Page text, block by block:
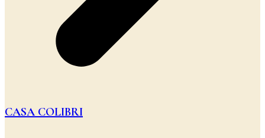
CASA COLIBRI